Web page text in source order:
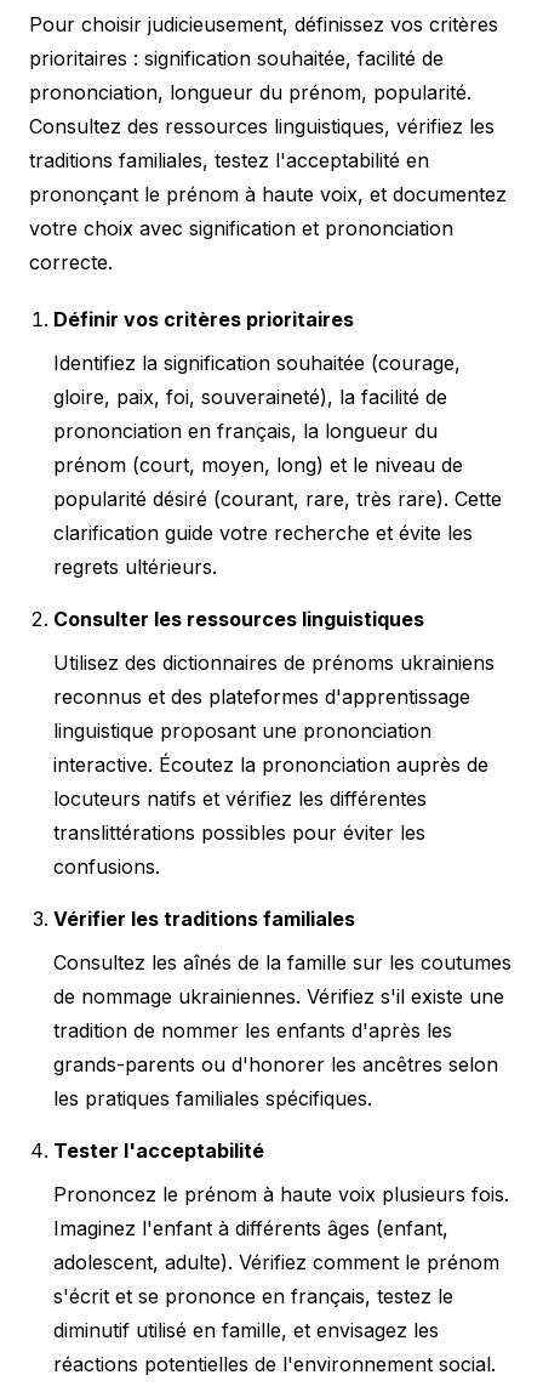
Pour choisir judicieusement, définissez vos critères
prioritaires : signification souhaitée, facilité de
prononciation, longueur du prénom, popularité.
Consultez des ressources linguistiques, vérifiez les
traditions familiales, testez l'acceptabilité en
prononçant le prénom à haute voix, et documentez
votre choix avec signification et prononciation
correcte.
Définir vos critères prioritaires
Identifiez la signification souhaitée (courage,
gloire, paix, foi, souveraineté), la facilité de
prononciation en français, la longueur du
prénom (court, moyen, long) et le niveau de
popularité désiré (courant, rare, très rare). Cette
clarification guide votre recherche et évite les
regrets ultérieurs.
Consulter les ressources linguistiques
Utilisez des dictionnaires de prénoms ukrainiens
reconnus et des plateformes d'apprentissage
linguistique proposant une prononciation
interactive. Écoutez la prononciation auprès de
locuteurs natifs et vérifiez les différentes
translittérations possibles pour éviter les
confusions.
Vérifier les traditions familiales
Consultez les aînés de la famille sur les coutumes
de nommage ukrainiennes. Vérifiez s'il existe une
tradition de nommer les enfants d'après les
grands-parents ou d'honorer les ancêtres selon
les pratiques familiales spécifiques.
Tester l'acceptabilité
Prononcez le prénom à haute voix plusieurs fois.
Imaginez l'enfant à différents âges (enfant,
adolescent, adulte). Vérifiez comment le prénom
s'écrit et se prononce en français, testez le
diminutif utilisé en famille, et envisagez les
réactions potentielles de l'environnement social.